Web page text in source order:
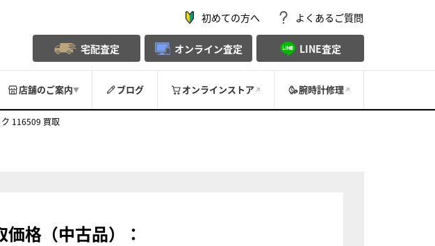
初めての方へ よくあるご質問
宅配査定 オンライン査定 LINE査定
店舗のご案内▼ ブログ オンラインストア 腕時計修理
116509 買取
価格（中古品）：